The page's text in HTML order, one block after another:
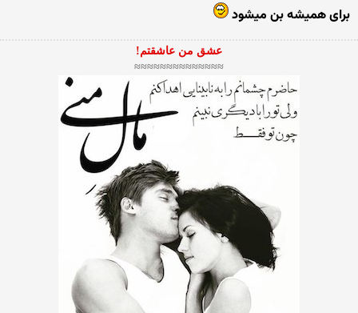
برای همیشه بن میشود
عشق من عاشقتم!
≈≈≈≈≈≈≈≈≈≈≈≈≈≈